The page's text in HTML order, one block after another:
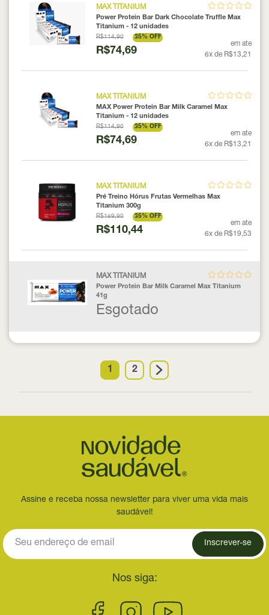
MAX TITANIUM
Power Protein Bar Dark Chocolate Truffle Max
Titanium - 12 unidades
R$114,90 35% OFF
R$74,69
em ate
6x de R$13,21
MAX TITANIUM
MAX Power Protein Bar Milk Caramel Max
Titanium - 12 unidades
R$114,90 35% OFF
R$74,69
em ate
6x de R$13,21
MAX TITANIUM
Pré Treino Hórus Frutas Vermelhas Max
Titanium 300g
R$169,90 35% OFF
R$110,44
em ate
6x de R$19,53
MAX TITANIUM
Power Protein Bar Milk Caramel Max Titanium
41g
Esgotado
1 2
Assine e receba nossa newsletter para viver uma vida mais
saudável!
Inscrever-se
Nos siga: